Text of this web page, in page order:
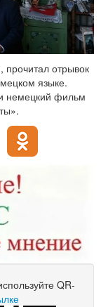
отрывок
языке.
немецкий фильм
QR-